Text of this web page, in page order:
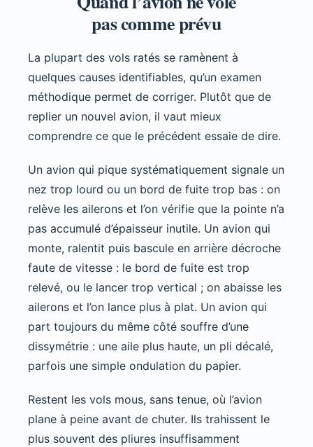
pas comme prévu
La plupart des vols ratés se ramènent à
quelques causes identifiables, qu’un examen
méthodique permet de corriger. Plutôt que de
replier un nouvel avion, il vaut mieux
comprendre ce que le précédent essaie de dire.
Un avion qui pique systématiquement signale un
nez trop lourd ou un bord de fuite trop bas : on
relève les ailerons et l’on vérifie que la pointe n’a
pas accumulé d’épaisseur inutile. Un avion qui
monte, ralentit puis bascule en arrière décroche
faute de vitesse : le bord de fuite est trop
relevé, ou le lancer trop vertical ; on abaisse les
ailerons et l’on lance plus à plat. Un avion qui
part toujours du même côté souffre d’une
dissymétrie : une aile plus haute, un pli décalé,
parfois une simple ondulation du papier.
Restent les vols mous, sans tenue, où l’avion
plane à peine avant de chuter. Ils trahissent le
plus souvent des pliures insuffisamment